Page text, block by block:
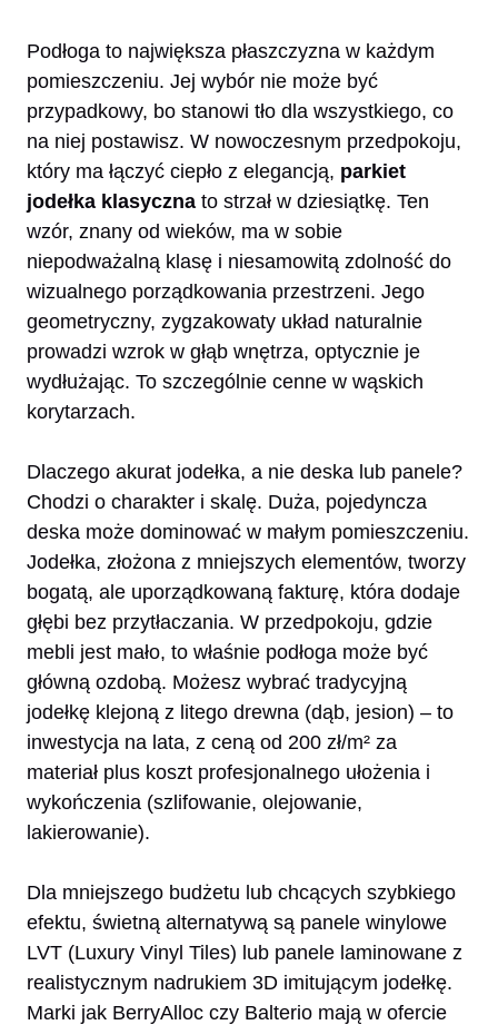
Podłoga to największa płaszczyzna w każdym
pomieszczeniu. Jej wybór nie może być
przypadkowy, bo stanowi tło dla wszystkiego, co
na niej postawisz. W nowoczesnym przedpokoju,
który ma łączyć ciepło z elegancją, parkiet
jodełka klasyczna to strzał w dziesiątkę. Ten
wzór, znany od wieków, ma w sobie
niepodważalną klasę i niesamowitą zdolność do
wizualnego porządkowania przestrzeni. Jego
geometryczny, zygzakowaty układ naturalnie
prowadzi wzrok w głąb wnętrza, optycznie je
wydłużając. To szczególnie cenne w wąskich
korytarzach.
Dlaczego akurat jodełka, a nie deska lub panele?
Chodzi o charakter i skalę. Duża, pojedyncza
deska może dominować w małym pomieszczeniu.
Jodełka, złożona z mniejszych elementów, tworzy
bogatą, ale uporządkowaną fakturę, która dodaje
głębi bez przytłaczania. W przedpokoju, gdzie
mebli jest mało, to właśnie podłoga może być
główną ozdobą. Możesz wybrać tradycyjną
jodełkę klejoną z litego drewna (dąb, jesion) – to
inwestycja na lata, z ceną od 200 zł/m² za
materiał plus koszt profesjonalnego ułożenia i
wykończenia (szlifowanie, olejowanie,
lakierowanie).
Dla mniejszego budżetu lub chcących szybkiego
efektu, świetną alternatywą są panele winylowe
LVT (Luxury Vinyl Tiles) lub panele laminowane z
realistycznym nadrukiem 3D imitującym jodełkę.
Marki jak BerryAlloc czy Balterio mają w ofercie